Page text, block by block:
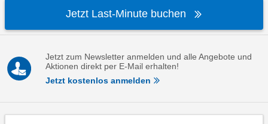
Jetzt Last-Minute buchen
Jetzt zum Newsletter anmelden und alle Angebote und
Aktionen direkt per E-Mail erhalten!
Jetzt kostenlos anmelden